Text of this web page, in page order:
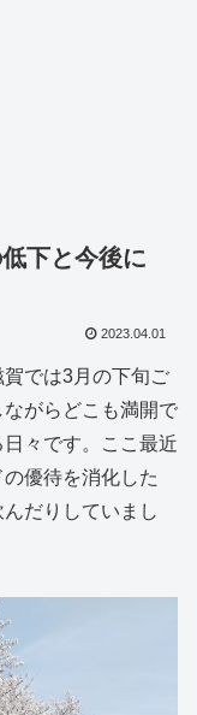
下と今後に
2023.04.01
では3月の下旬ご
がらどこも満開で
々です。ここ最近
優待を消化した
だりしていまし